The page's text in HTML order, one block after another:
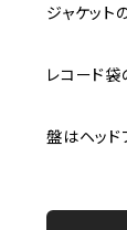
ジャケッ
レコード
盤はヘッ